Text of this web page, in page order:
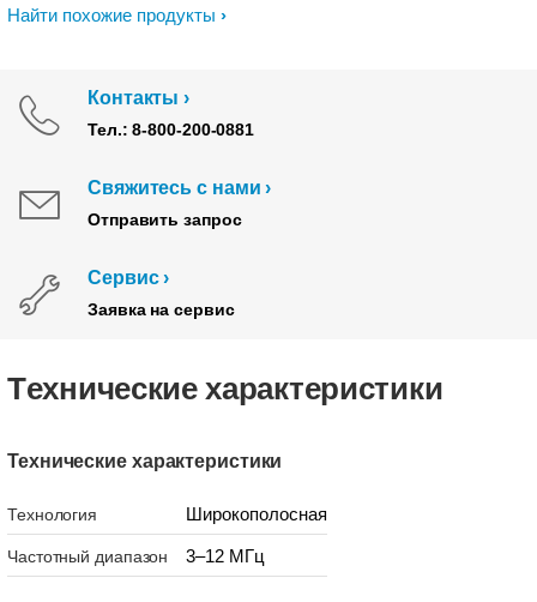
Найти похожие продукты
Контакты
Тел.: 8-800-200-0881
Свяжитесь с нами
Отправить запрос
Сервис
Заявка на сервис
Tехнические характеристики
Технические характеристики
Технология Широкополосная
Частотный диапазон 3–12 МГц